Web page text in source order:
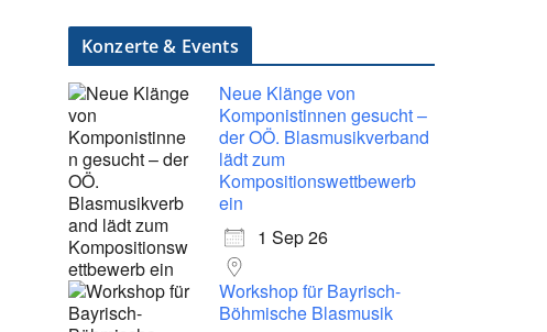
Konzerte & Events
Neue Klänge von
Komponistinnen gesucht –
der OÖ. Blasmusikverband
lädt zum
Kompositionswettbewerb
ein
1 Sep 26
Workshop für Bayrisch-
Böhmische Blasmusik